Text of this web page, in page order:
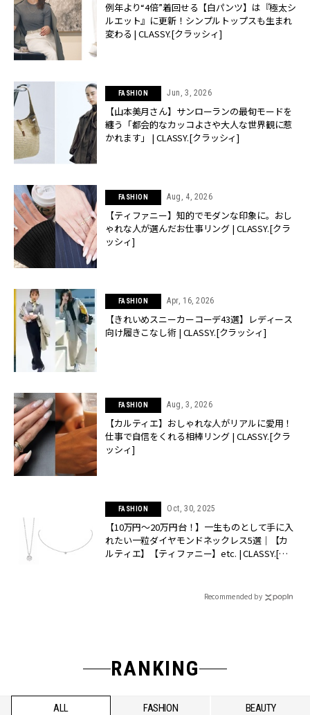
例年より“4倍”着回せる【白パンツ】は『極太シ
ルエット』に更新！シンプルトップスも生まれ
変わる | CLASSY.[クラッシィ]
FASHION Jun, 3, 2026
【山本美月さん】サンローランの最旬モードを
纏う「都会的なカッコよさや大人な世界観に惹
かれます」 | CLASSY.[クラッシィ]
FASHION Aug, 4, 2026
【ティファニー】知的でモダンな印象に。おし
ゃれな人が選んだお仕事リング | CLASSY.[クラ
ッシィ]
FASHION Apr, 16, 2026
【きれいめスニーカーコーデ43選】レディース
向け履きこなし術 | CLASSY.[クラッシィ]
FASHION Aug, 3, 2026
【カルティエ】おしゃれな人がリアルに愛用！
仕事で自信をくれる相棒リング | CLASSY.[クラ
ッシィ]
FASHION Oct, 30, 2025
【10万円〜20万円台！】一生ものとして手に入
れたい一粒ダイヤモンドネックレス5選｜【カ
ルティエ】【ティファニー】etc. | CLASSY.[ク
Recommended by
RANKING
ALL FASHION BEAUTY